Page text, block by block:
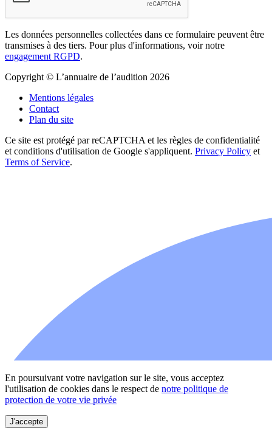
Les données personnelles collectées dans ce formulaire peuvent être
transmises à des tiers. Pour plus d'informations, voir notre
engagement RGPD.
Copyright © L’annuaire de l’audition 2026
Mentions légales
Contact
Plan du site
Ce site est protégé par reCAPTCHA et les règles de confidentialité
et conditions d'utilisation de Google s'appliquent. Privacy Policy et
Terms of Service.
En poursuivant votre navigation sur le site, vous acceptez
l'utilisation de cookies dans le respect de notre politique de
protection de votre vie privée
J'accepte